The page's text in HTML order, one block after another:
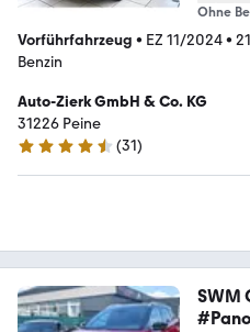
Ohne
Vorführfahrzeug • EZ 11/2024•
Benzin
Auto-Zierk GmbH & Co. KG
31226 Peine
4.7 Sterne
(31)
SWM